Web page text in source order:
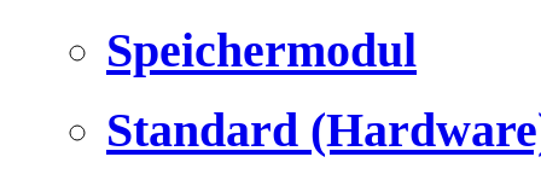
Speichermodul
Standard